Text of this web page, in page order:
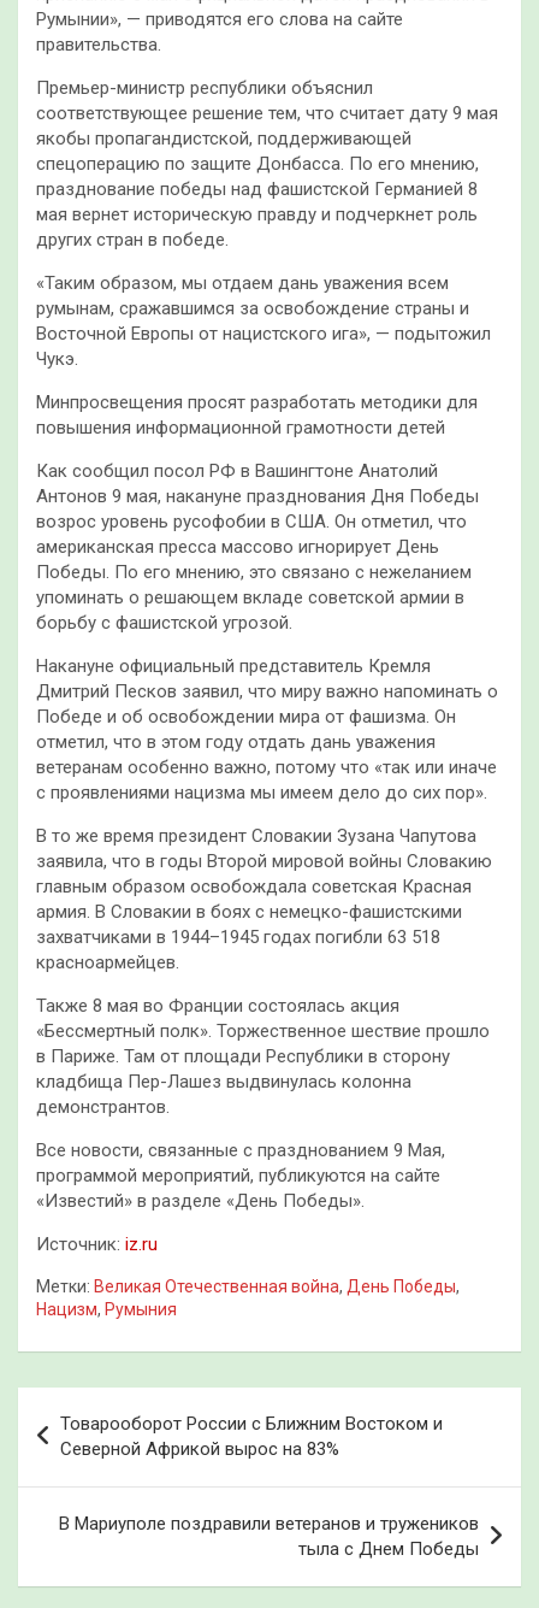
Румынии», — приводятся его слова на сайте
правительства.
Премьер-министр республики объяснил
соответствующее решение тем, что считает дату 9 мая
якобы пропагандистской, поддерживающей
спецоперацию по защите Донбасса. По его мнению,
празднование победы над фашистской Германией 8
мая вернет историческую правду и подчеркнет роль
других стран в победе.
«Таким образом, мы отдаем дань уважения всем
румынам, сражавшимся за освобождение страны и
Восточной Европы от нацистского ига», — подытожил
Чукэ.
Минпросвещения просят разработать методики для
повышения информационной грамотности детей
Как сообщил посол РФ в Вашингтоне Анатолий
Антонов 9 мая, накануне празднования Дня Победы
возрос уровень русофобии в США. Он отметил, что
американская пресса массово игнорирует День
Победы. По его мнению, это связано с нежеланием
упоминать о решающем вкладе советской армии в
борьбу с фашистской угрозой.
Накануне официальный представитель Кремля
Дмитрий Песков заявил, что миру важно напоминать о
Победе и об освобождении мира от фашизма. Он
отметил, что в этом году отдать дань уважения
ветеранам особенно важно, потому что «так или иначе
с проявлениями нацизма мы имеем дело до сих пор».
В то же время президент Словакии Зузана Чапутова
заявила, что в годы Второй мировой войны Словакию
главным образом освобождала советская Красная
армия. В Словакии в боях с немецко-фашистскими
захватчиками в 1944–1945 годах погибли 63 518
красноармейцев.
Также 8 мая во Франции состоялась акция
«Бессмертный полк». Торжественное шествие прошло
в Париже. Там от площади Республики в сторону
кладбища Пер-Лашез выдвинулась колонна
демонстрантов.
Все новости, связанные с празднованием 9 Мая,
программой мероприятий, публикуются на сайте
«Известий» в разделе «День Победы».
Источник: iz.ru
Метки: Великая Отечественная война, День Победы,
Нацизм, Румыния
по
записям
Товарооборот России с Ближним Востоком и
Северной Африкой вырос на 83%
В Мариуполе поздравили ветеранов и тружеников
тыла с Днем Победы